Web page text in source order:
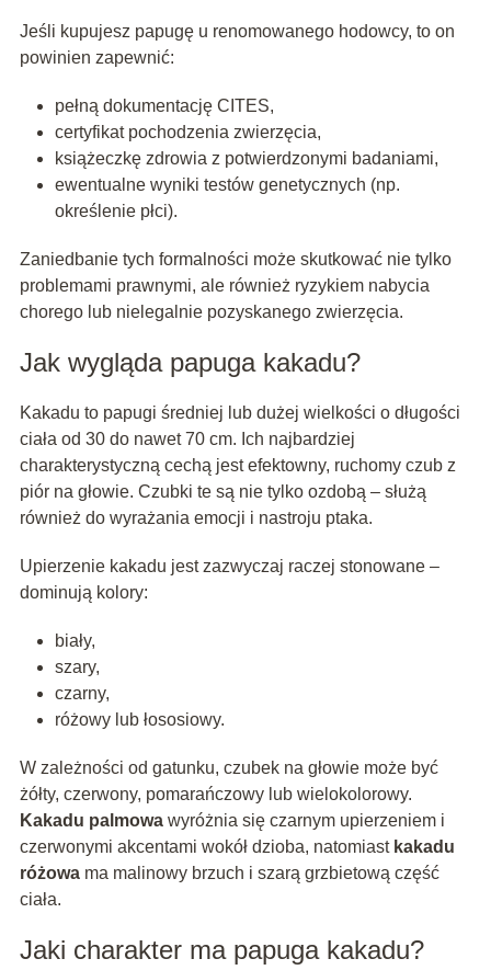
Jeśli kupujesz papugę u renomowanego hodowcy, to on
powinien zapewnić:
pełną dokumentację CITES,
certyfikat pochodzenia zwierzęcia,
książeczkę zdrowia z potwierdzonymi badaniami,
ewentualne wyniki testów genetycznych (np.
określenie płci).
Zaniedbanie tych formalności może skutkować nie tylko
problemami prawnymi, ale również ryzykiem nabycia
chorego lub nielegalnie pozyskanego zwierzęcia.
Jak wygląda papuga kakadu?
Kakadu to papugi średniej lub dużej wielkości o długości
ciała od 30 do nawet 70 cm. Ich najbardziej
charakterystyczną cechą jest efektowny, ruchomy czub z
piór na głowie. Czubki te są nie tylko ozdobą – służą
również do wyrażania emocji i nastroju ptaka.
Upierzenie kakadu jest zazwyczaj raczej stonowane –
dominują kolory:
biały,
szary,
czarny,
różowy lub łososiowy.
W zależności od gatunku, czubek na głowie może być
żółty, czerwony, pomarańczowy lub wielokolorowy.
Kakadu palmowawyróżnia się czarnym upierzeniem i
czerwonymi akcentami wokół dzioba, natomiast kakadu
różowama malinowy brzuch i szarą grzbietową część
ciała.
Jaki charakter ma papuga kakadu?